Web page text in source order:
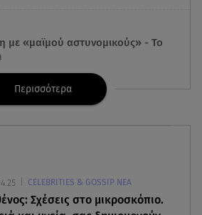
με «μαϊμού αστυνομικούς» - Το
ηθοποιός Νίκος
Μουζάκι Ηλείας - Επιχειρούν
9 εναέρια
Περισσότερα
CELEBRITIES & GOSSIP ΝΕΑ
Σχέσεις στο μικροσκόπιο.